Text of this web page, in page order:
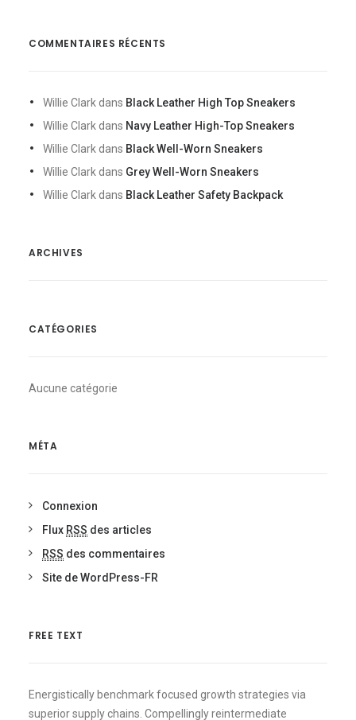
COMMENTAIRES RÉCENTS
Willie Clark dans Black Leather High Top Sneakers
Willie Clark dans Navy Leather High-Top Sneakers
Willie Clark dans Black Well-Worn Sneakers
Willie Clark dans Grey Well-Worn Sneakers
Willie Clark dans Black Leather Safety Backpack
ARCHIVES
CATÉGORIES
Aucune catégorie
MÉTA
Connexion
Flux RSS des articles
RSS des commentaires
Site de WordPress-FR
FREE TEXT
Energistically benchmark focused growth strategies via
superior supply chains. Compellingly reintermediate